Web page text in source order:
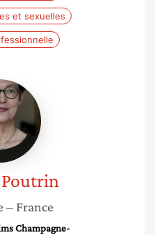
et sexuelles
Poutrin
– France
Champagne-